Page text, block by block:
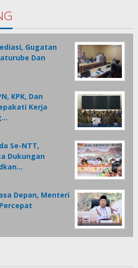
Gugatan
Dan
KPK, Dan
Kerja
Se-NTT,
Dukungan
Depan, Menteri